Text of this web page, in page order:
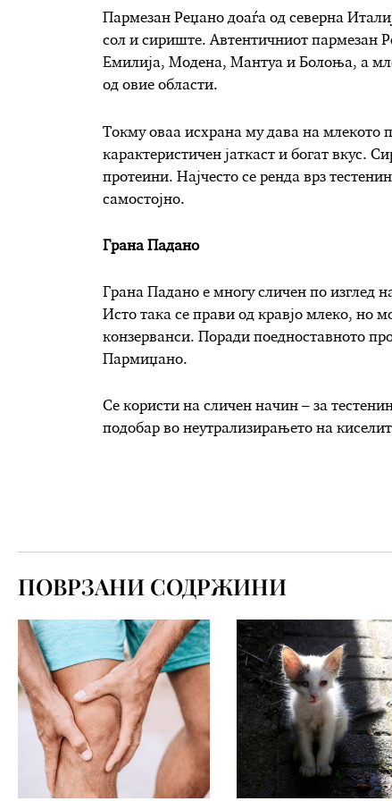
Пармезан Реџано доаѓа од северна
сол и сириште. Автентичниот пармезан
Емилија, Модена, Мантуа и Болоња, а
од овие области.
Токму оваа исхрана му дава на млекото
карактеристичен јаткаст и богат вкус.
протеини. Најчесто се ренда врз
самостојно.
Грана Падано
Грана Падано е многу сличен по изглед
Исто така се прави од кравјо млеко, но
конзерванси. Поради поедноставното
Пармиџано.
Се користи на сличен начин – за
подобар во неутрализирањето на
ПОВРЗАНИ СОДРЖИНИ